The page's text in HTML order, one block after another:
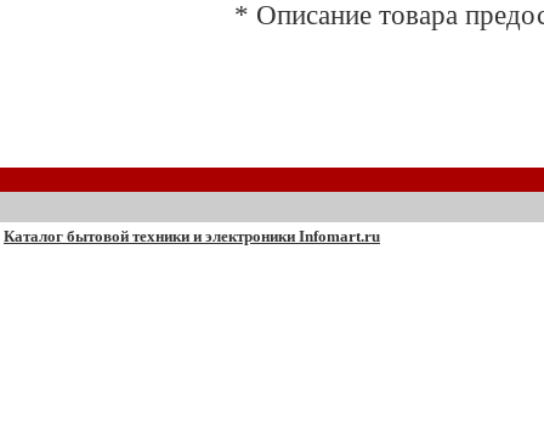
* Описание товара
Каталог бытовой техники и электроники Infomart.ru